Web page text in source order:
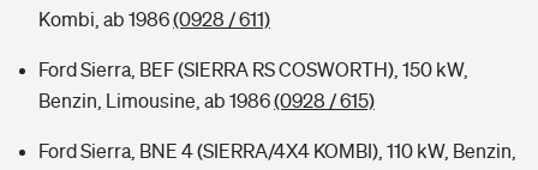
Kombi, ab 1986(0928 / 611)
Ford Sierra, BEF (SIERRA RS COSWORTH), 150 kW,
Benzin, Limousine, ab 1986(0928 / 615)
Ford Sierra, BNE 4 (SIERRA/4X4 KOMBI), 110 kW, Benzin,